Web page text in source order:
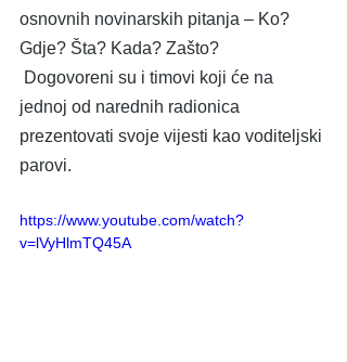
osnovnih novinarskih pitanja – Ko?
Gdje? Šta? Kada? Zašto?
Dogovoreni su i timovi koji će na
jednoj od narednih radionica
prezentovati svoje vijesti kao voditeljski
parovi.
https://www.youtube.com/watch?
v=lVyHlmTQ45A